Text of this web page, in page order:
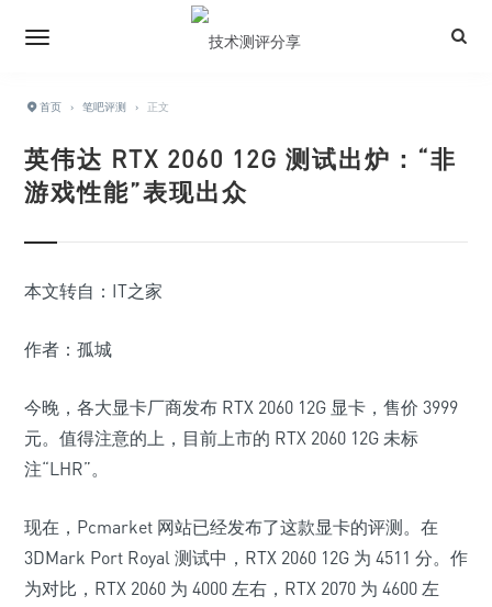
首页 › 笔吧评测 › 正文
英伟达 RTX 2060 12G 测试出炉：“非
游戏性能”表现出众
本文转自：IT之家
作者：孤城
今晚，各大显卡厂商发布 RTX 2060 12G 显卡，售价 3999
元。值得注意的上，目前上市的 RTX 2060 12G 未标
注“LHR”。
现在，Pcmarket 网站已经发布了这款显卡的评测。 在
3DMark Port Royal 测试中，RTX 2060 12G 为 4511 分。作
为对比，RTX 2060 为 4000 左右，RTX 2070 为 4600 左